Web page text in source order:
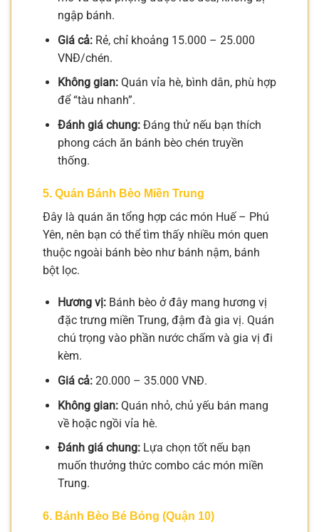
ngập bánh.
Giá cả:Rẻ, chỉ khoảng 15.000 – 25.000
VNĐ/chén.
Không gian:Quán vỉa hè, bình dân, phù hợp
để “tàu nhanh”.
Đánh giá chung:Đáng thử nếu bạn thích
phong cách ăn bánh bèo chén truyền
thống.
5. Quán Bánh Bèo Miền Trung
Đây là quán ăn tổng hợp các món Huế – Phú
Yên, nên bạn có thể tìm thấy nhiều món quen
thuộc ngoài bánh bèo như bánh nậm, bánh
bột lọc.
Hương vị:Bánh bèo ở đây mang hương vị
đặc trưng miền Trung, đậm đà gia vị. Quán
chú trọng vào phần nước chấm và gia vị đi
kèm.
Giá cả:20.000 – 35.000 VNĐ.
Không gian:Quán nhỏ, chủ yếu bán mang
về hoặc ngồi vỉa hè.
Đánh giá chung:Lựa chọn tốt nếu bạn
muốn thưởng thức combo các món miền
Trung.
6. Bánh Bèo Bé Bỏng (Quận 10)